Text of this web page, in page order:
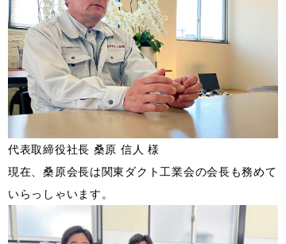
代表取締役社長 桑原 信人 様
現在、桑原会長は関東ダクト工業会の会長も務めて
いらっしゃいます。